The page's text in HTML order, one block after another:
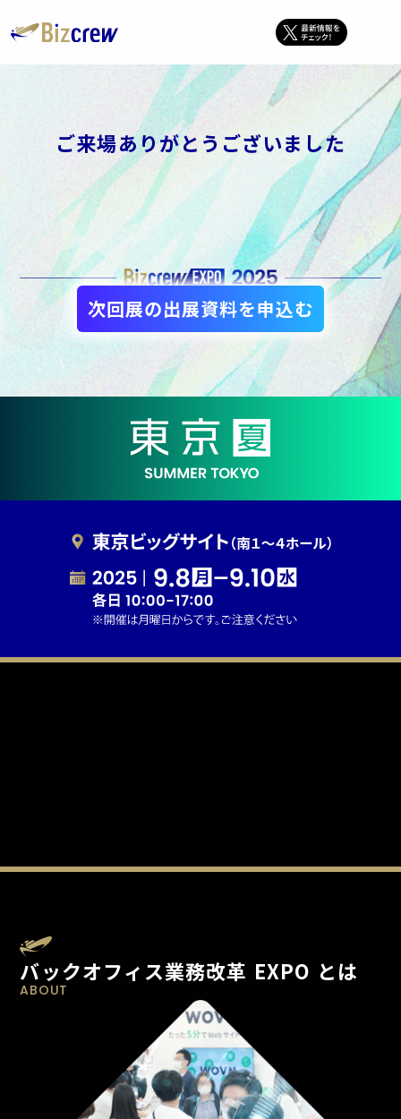
ご来場ありがとうございました
次回展の出展資料を申込む
バックオフィス業務改革 EXPO とは
ABOUT